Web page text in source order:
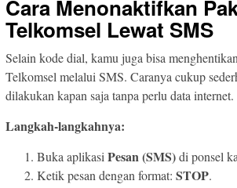
Cara Menonaktifkan
Telkomsel Lewat SMS
Selain kode dial, kamu juga bisa
Telkomsel melalui SMS. Caranya cukup
dilakukan kapan saja tanpa perlu data internet.
Langkah-langkahnya:
Buka aplikasi Pesan (SMS)di ponsel
Ketik pesan dengan format: STOP.